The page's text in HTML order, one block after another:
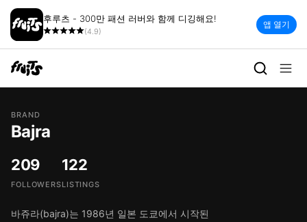
후루츠 - 300만 패션 러버와 함께 디깅해요!
(4.9)
앱 열기
BRAND
Bajra
209
FOLLOWERS
122
LISTINGS
바쥬라(bajra)는 1986년 일본 도쿄에서 시작된